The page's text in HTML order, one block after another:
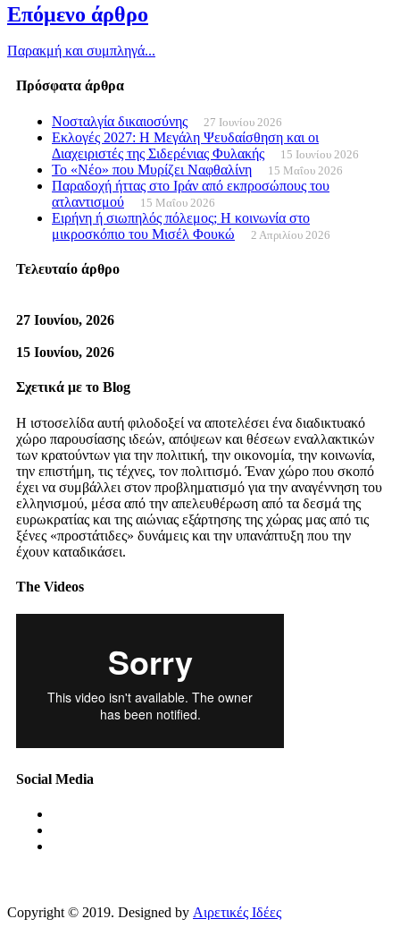
Επόμενο άρθρο
Παρακμή και συμπληγά...
Πρόσφατα άρθρα
Νοσταλγία δικαιοσύνης 27 Ιουνίου 2026
Εκλογές 2027: Η Μεγάλη Ψευδαίσθηση και οι
Διαχειριστές της Σιδερένιας Φυλακής
15 Ιουνίου 2026
Το «Νέο» που Μυρίζει Ναφθαλίνη 15 Μαΐου 2026
Παραδοχή ήττας στο Ιράν από εκπροσώπους του
ατλαντισμού
15 Μαΐου 2026
Ειρήνη ή σιωπηλός πόλεμος; Η κοινωνία στο
μικροσκόπιο του Μισέλ Φουκώ
2 Απριλίου 2026
Τελευταίο άρθρο
27 Ιουνίου, 2026
15 Ιουνίου, 2026
Σχετικά με το Blog
Η ιστοσελίδα αυτή φιλοδοξεί να αποτελέσει ένα διαδικτυακό
χώρο παρουσίασης ιδεών, απόψεων και θέσεων εναλλακτικών
των κρατούντων για την πολιτική, την οικονομία, την κοινωνία,
την επιστήμη, τις τέχνες, τον πολιτισμό. Έναν χώρο που σκοπό
έχει να συμβάλλει στον προβληματισμό για την αναγέννηση του
ελληνισμού, μέσα από την απελευθέρωση από τα δεσμά της
ευρωκρατίας και της αιώνιας εξάρτησης της χώρας μας από τις
ξένες «προστάτιδες» δυνάμεις και την υπανάπτυξη που την
έχουν καταδικάσει.
The Videos
Social Media
Copyright © 2019. Designed by Αιρετικές Ιδέες